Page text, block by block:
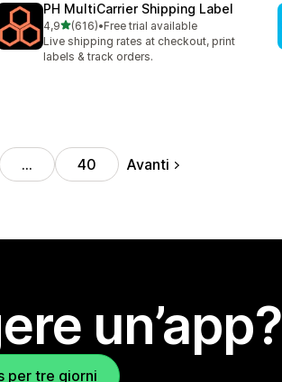
PH MultiCarrier Shipping Label
4,9stelle su 5
(616)
616 recensioni totali
•Free trial available
Live shipping rates at checkout, print
labels & track orders.
… 40 Avanti
un’app?
per tre giorni